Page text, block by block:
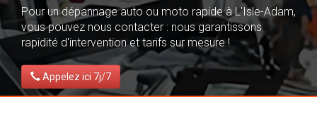
Pour un dépannage auto ou moto rapide à L'Isle-Adam,
vous pouvez nous contacter : nous garantissons
rapidité d'intervention et tarifs sur mesure !
Appelez ici 7j/7